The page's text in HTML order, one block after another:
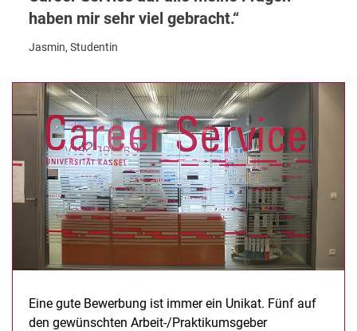
Stellenausschreibungen interpretieren
Initiativbewerbung
Anschreiben
Lebenslauf
Vorstellungsgespräch
Assessment-Center
Gehalt
Soft Skills
Bewerbung auf Englisch
Bewerbungsportale
Stipendien
haben mir sehr viel gebracht.
Jasmin, Studentin
Eine gute Bewerbung ist immer ein Unikat. Fünf auf
den gewünschten Arbeit-/Praktikumsgeber